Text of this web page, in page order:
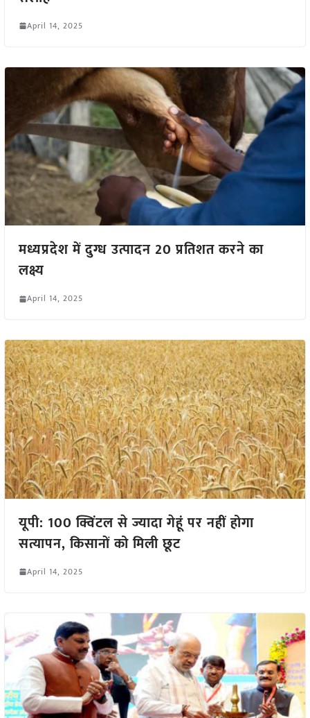
April 14, 2025
मध्यप्रदेश में दुग्ध उत्पादन 20 प्रतिशत करने का
लक्ष्य
April 14, 2025
यूपी: 100 क्विंटल से ज्यादा गेहूं पर नहीं होगा
सत्यापन, किसानों को मिली छूट
April 14, 2025